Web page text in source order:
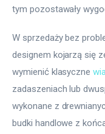
tym pozostawały
W sprzedaży bez
designem kojarzą się
wymienić klasyczne
zadaszeniach lub
wykonane z
budki handlowe z